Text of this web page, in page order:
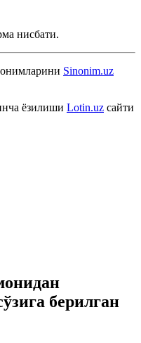
нисбати.
Sinonim.uz
ёзилиши Lotin.uz сайти
берилган